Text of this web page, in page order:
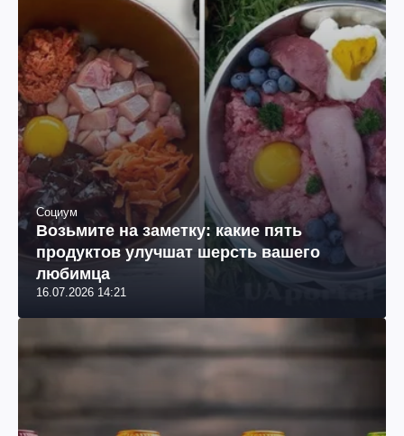
Социум
Возьмите на заметку: какие пять
продуктов улучшат шерсть вашего
любимца
16.07.2026 14:21